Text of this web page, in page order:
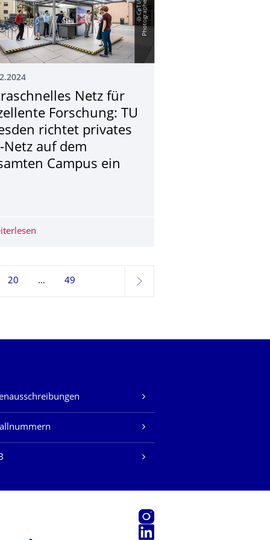
verabschieden erste Studierende im Rahmen des
Netz für
Forschung: TU
richtet privates
Netz auf dem
Campus ein
20 49
weiter
Instagram
LinkedIn